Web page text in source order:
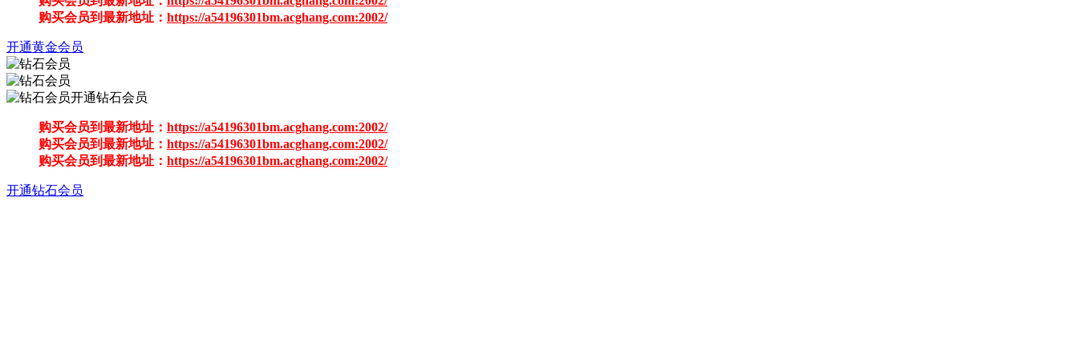
购买会员到最新地址： https://a54196301bm.acghang.com:2002/
开通黄金会员
开通钻石会员
购买会员到最新地址： https://a54196301bm.acghang.com:2002/
购买会员到最新地址： https://a54196301bm.acghang.com:2002/
购买会员到最新地址： https://a54196301bm.acghang.com:2002/
开通钻石会员